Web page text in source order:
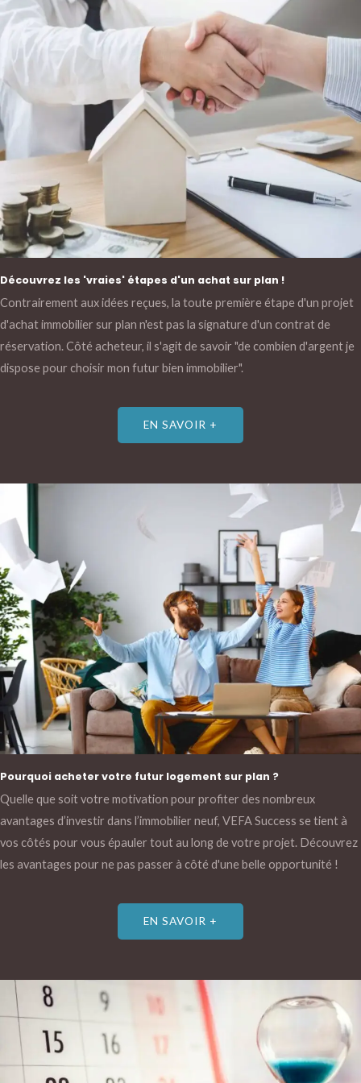
Découvrez les 'vraies' étapes d'un achat sur plan !
Contrairement aux idées reçues, la toute première étape d'un projet
d'achat immobilier sur plan n'est pas la signature d'un contrat de
réservation. Côté acheteur, il s'agit de savoir "de combien d'argent je
dispose pour choisir mon futur bien immobilier".
EN SAVOIR +
Pourquoi acheter votre futur logement sur plan ?
Quelle que soit votre motivation pour profiter des nombreux
avantages d’investir dans l’immobilier neuf, VEFA Success se tient à
vos côtés pour vous épauler tout au long de votre projet. Découvrez
les avantages pour ne pas passer à côté d'une belle opportunité !
EN SAVOIR +